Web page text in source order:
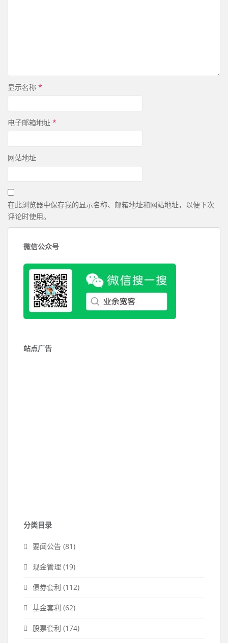
显示名称 *
电子邮箱地址 *
网站地址
在此浏览器中保存我的显示名称、邮箱地址和网站地址，以便下次
评论时使用。
微信公众号
站点广告
分类目录
要闻公告 (81)
现金管理 (19)
债券套利 (112)
基金套利 (62)
股票套利 (174)